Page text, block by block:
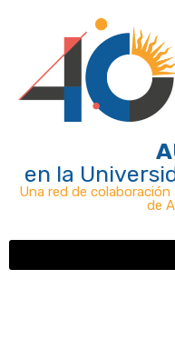
en la
Una red de
de